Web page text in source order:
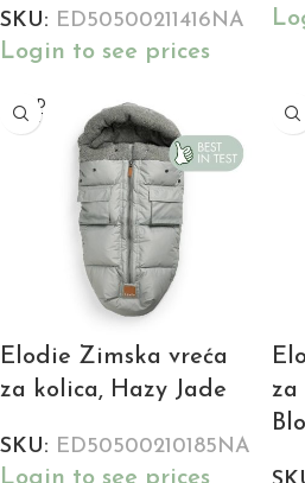
SKU: ED50500211416NA
Login to see prices
SOLD
OUT
Elodie Zimska vreća
za kolica, Hazy Jade
SKU: ED50500210185NA
za